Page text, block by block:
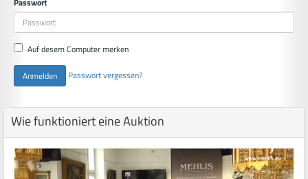
Passwort
Auf desem Computer merken
Anmelden Passwort vergessen?
Wie funktioniert eine Auktion